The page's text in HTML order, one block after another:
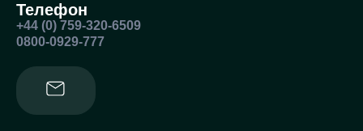
Телефон
+44 (0) 759-320-6509
0800-0929-777